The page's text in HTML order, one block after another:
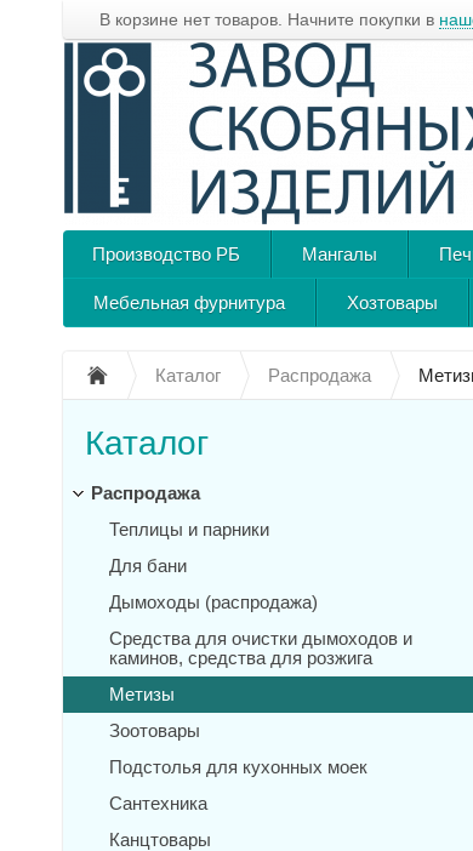
В корзине нет товаров. Начните покупки в
Производство РБ Мангалы
Мебельная фурнитура Хозтовары
Каталог Распродажа
Каталог
Распродажа
Теплицы и парники
Для бани
Дымоходы (распродажа)
Средства для очистки дымоходов и
каминов, средства для розжига
Метизы
Зоотовары
Подстолья для кухонных моек
Сантехника
Канцтовары